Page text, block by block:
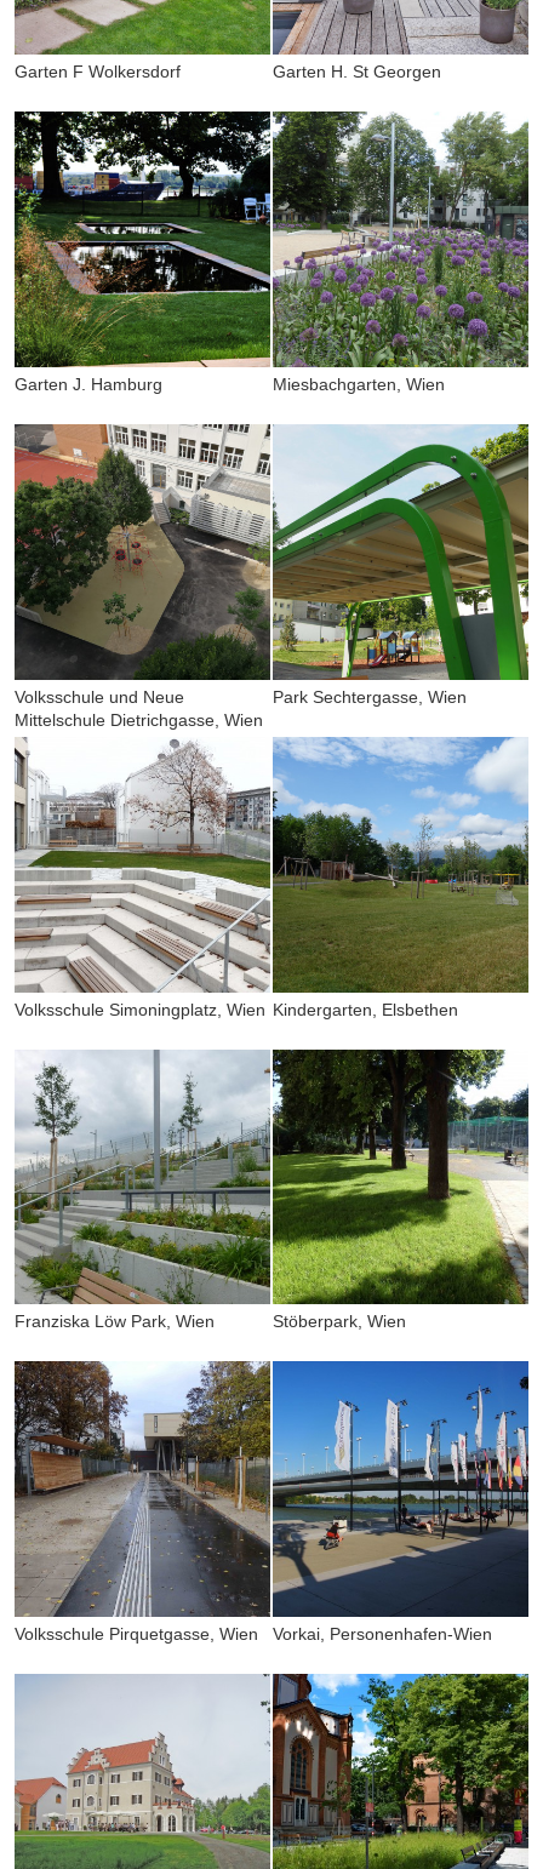
Garten F Wolkersdorf Garten H. St Georgen
Garten J. Hamburg Miesbachgarten, Wien
Volksschule und Neue
Mittelschule Dietrichgasse, Wien
Park Sechtergasse, Wien
Volksschule Simoningplatz, Wien Kindergarten, Elsbethen
Franziska Löw Park, Wien Stöberpark, Wien
Volksschule Pirquetgasse, Wien Vorkai, Personenhafen-Wien